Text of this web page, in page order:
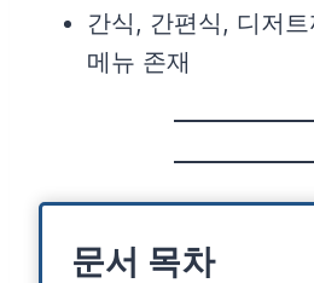
간식, 간편식, 디저
메뉴 존재
문서 목차